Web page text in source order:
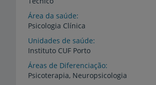
Área da saúde
Psicologia Clínica
Unidades de saúde
Instituto CUF Porto
Áreas de Diferenciação
Psicoterapia, Neuropsicologia